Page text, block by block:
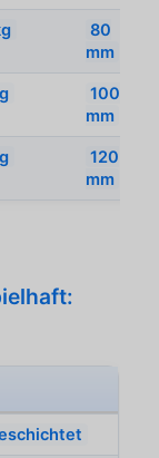
80
mm
100
mm
120
mm